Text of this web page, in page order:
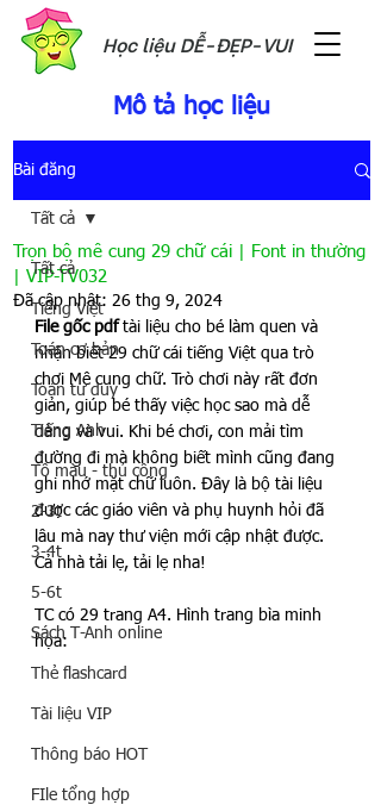
Học liệu DỄ-ĐẸP-VUI
Mô tả học liệu
Bài đăng
Tất cả
Tiếng Việt
Toán cơ bản
Toán tư duy
Tiếng Anh
Tô màu - thủ công
2-3t
3-4t
5-6t
Sách T-Anh online
Thẻ flashcard
Tài liệu VIP
Thông báo HOT
FIle tổng hợp
Tất cả
Trọn bộ mê cung 29 chữ cái | Font in thường
| VIP-TV032
Đã cập nhật: 26 thg 9, 2024
File gốc pdf tài liệu cho bé làm quen và
nhận biết 29 chữ cái tiếng Việt qua trò
chơi Mê cung chữ. Trò chơi này rất đơn
giản, giúp bé thấy việc học sao mà dễ
dàng và vui. Khi bé chơi, con mải tìm
đường đi mà không biết mình cũng đang
ghi nhớ mặt chữ luôn. Đây là bộ tài liệu
được các giáo viên và phụ huynh hỏi đã
lâu mà nay thư viện mới cập nhật được.
Cả nhà tải lẹ, tải lẹ nha!
TC có 29 trang A4. Hình trang bìa minh
họa: